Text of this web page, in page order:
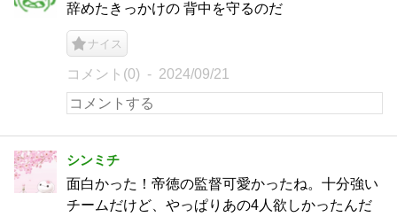
辞めたきっかけの 背中を守るのだ
ナイス
コメント(0) 2024/09/21
シンミチ
面白かった！帝徳の監督可愛かったね。十分強い
チームだけど、やっぱりあの4人欲しかったんだ